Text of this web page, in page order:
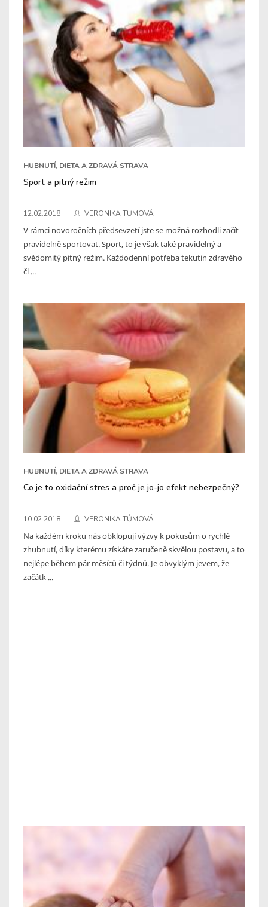
HUBNUTÍ, DIETA A ZDRAVÁ STRAVA
Sport a pitný režim
12.02.2018 VERONIKA TŮMOVÁ
V rámci novoročních předsevzetí jste se možná rozhodli začít
pravidelně sportovat. Sport, to je však také pravidelný a
svědomitý pitný režim. Každodenní potřeba tekutin zdravého
čl ...
HUBNUTÍ, DIETA A ZDRAVÁ STRAVA
Co je to oxidační stres a proč je jo-jo efekt nebezpečný?
10.02.2018 VERONIKA TŮMOVÁ
Na každém kroku nás obklopují výzvy k pokusům o rychlé
zhubnutí, díky kterému získáte zaručeně skvělou postavu, a to
nejlépe během pár měsíců či týdnů. Je obvyklým jevem, že
začátk ...